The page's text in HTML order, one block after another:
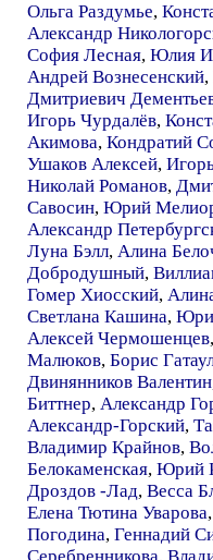
Ольга Раздумье,
Александр
София Лесная, Юлия
Андрей Вознесенский,
Дмитриевич
Игорь Чурдалёв,
Акимова, Кондратий
Ушаков Алексей,
Николай Романов,
Савосин, Юрий
Александр
Луна Бэлл, Алина
Добродушный,
Гомер Хиосский,
Светлана Кашина,
Алексей Чермошенцев,
Малюков, Борис
Двинянников Валентин
Биттнер, Александр
Александр-Горский,
Владимир Крайнов,
Белокаменская, Юрий
Дроздов -Лад, Весса
Елена Тютина Уварова,
Погодина, Геннадий